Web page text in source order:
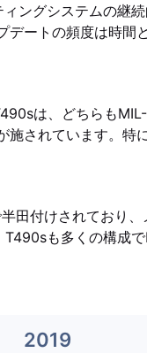
ングシステムの継
ートの頻度は時間
は、どちらも
施されています。特
田付けされており、
も多くの構成
2019